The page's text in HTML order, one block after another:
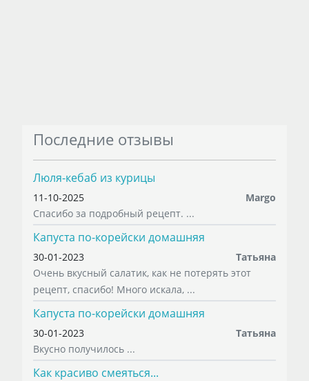
Последние отзывы
Люля-кебаб из курицы
11-10-2025
Margo
Спасибо за подробный рецепт. ...
Капуста по-корейски домашняя
30-01-2023
Татьяна
Очень вкусный салатик, как не потерять этот
рецепт, спасибо! Много искала, ...
Капуста по-корейски домашняя
30-01-2023
Татьяна
Вкусно получилось ...
Как красиво смеяться...